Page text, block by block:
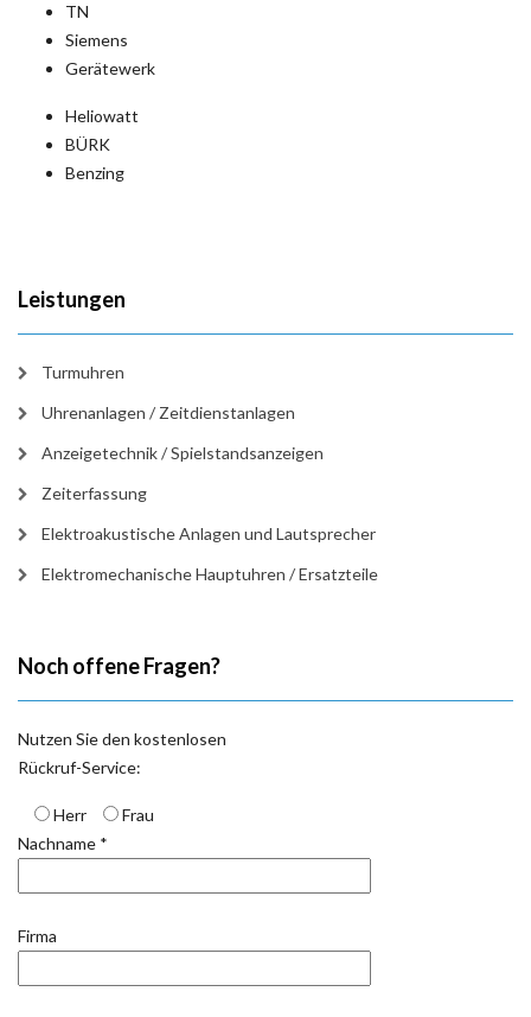
TN
Siemens
Gerätewerk
Heliowatt
BÜRK
Benzing
Leistungen
Turmuhren
Uhrenanlagen / Zeitdienstanlagen
Anzeigetechnik / Spielstandsanzeigen
Zeiterfassung
Elektroakustische Anlagen und Lautsprecher
Elektromechanische Hauptuhren / Ersatzteile
Noch offene Fragen?
Nutzen Sie den kostenlosen
Rückruf-Service:
Herr
Frau
Nachname *
Firma